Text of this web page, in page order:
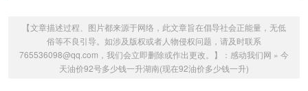
【文章描述过程、图片都来源于网络，此文章旨在倡导社会正能量，无低
俗等不良引导。如涉及版权或者人物侵权问题，请及时联系
765536098@qq.com，我们会立即删除或作出更改。】： 感动我们网 » 今
天油价92号多少钱一升湖南(现在92油价多少钱一升)